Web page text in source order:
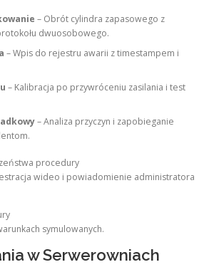
– Obrót cylindra zapasowego z
dwuosobowego.
– Wpis do rejestru awarii z timestampem i
– Kalibracja po przywróceniu zasilania i test
– Analiza przyczyn i zapobieganie
procedury
wideo i powiadomienie administratora
symulowanych.
w Serwerowniach